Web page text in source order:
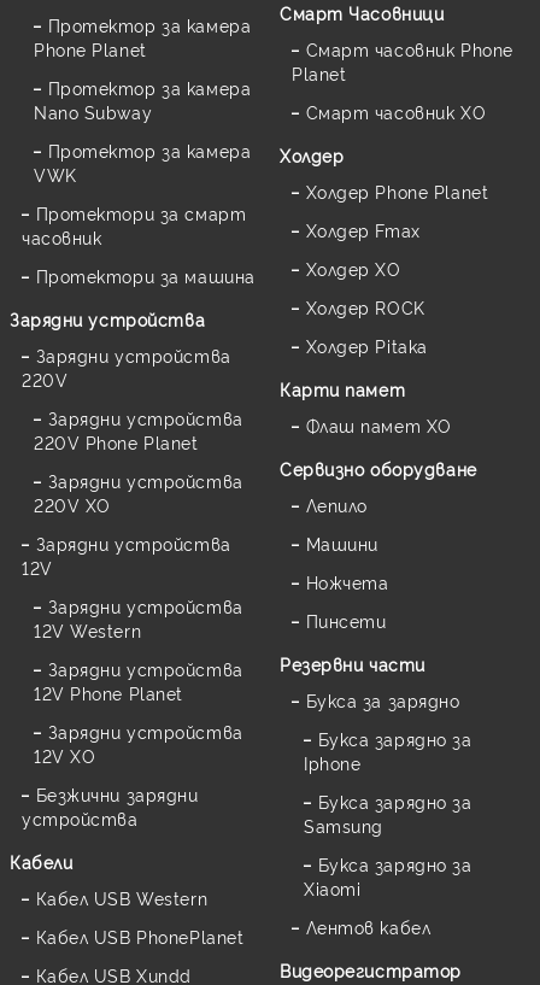
Протектор за камера
Phone Planet
Протектор за камера
Nano Subway
Протектор за камера
VWK
Протектори за смарт
часовник
Протектори за машина
Зарядни устройства
Зарядни устройства
220V
Зарядни устройства
220V Phone Planet
Зарядни устройства
220V XO
Зарядни устройства
12V
Зарядни устройства
12V Western
Зарядни устройства
12V Phone Planet
Зарядни устройства
12V XO
Безжични зарядни
устройства
Кабели
Кабел USB Western
Кабел USB PhonePlanet
Кабел USB Xundd
Смарт Часовници
Смарт часовник Phone
Planet
Смарт часовник XO
Холдер
Холдер Phone Planet
Холдер Fmax
Холдер XO
Холдер ROCK
Холдер Pitaka
Карти памет
Флаш памет XO
Сервизно оборудване
Лепило
Машини
Ножчета
Пинсети
Резервни части
Букса за зарядно
Букса зарядно за
Iphone
Букса зарядно за
Samsung
Букса зарядно за
Xiaomi
Лентов кабел
Видеорегистратор